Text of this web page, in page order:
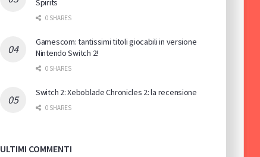
Spirits
0 SHARES
Gamescom: tantissimi titoli giocabili in versione
Nintendo Switch 2!
0 SHARES
Switch 2: Xeboblade Chronicles 2: la recensione
0 SHARES
ULTIMI COMMENTI